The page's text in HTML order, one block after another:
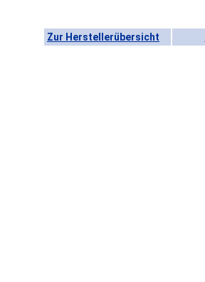
Zur Herstellerübersicht